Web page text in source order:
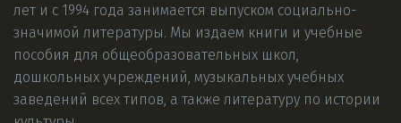
лет и с 1994 года занимается выпуском социально-
значимой литературы. Мы издаем книги и учебные
пособия для общеобразовательных школ,
дошкольных учреждений, музыкальных учебных
заведений всех типов, а также литературу по истории